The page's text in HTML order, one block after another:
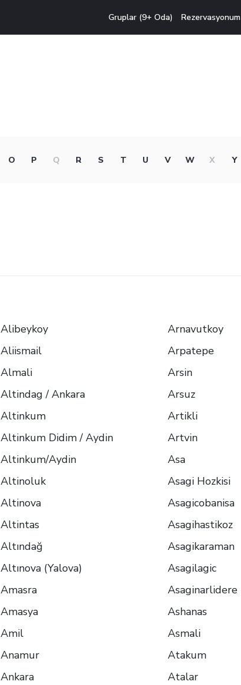
Gruplar (9+ Oda) Rezervasyonum
O P Q R S T U V W X Y
Alibeykoy
Aliismail
Almali
Altindag / Ankara
Altinkum
Altinkum Didim / Aydin
Altinkum/Aydin
Altinoluk
Altinova
Altintas
Altındağ
Altınova (Yalova)
Amasra
Amasya
Amil
Anamur
Ankara
Arnavutkoy
Arpatepe
Arsin
Arsuz
Artikli
Artvin
Asa
Asagi Hozkisi
Asagicobanisa
Asagihastikoz
Asagikaraman
Asagilagic
Asaginarlidere
Ashanas
Asmali
Atakum
Atalar